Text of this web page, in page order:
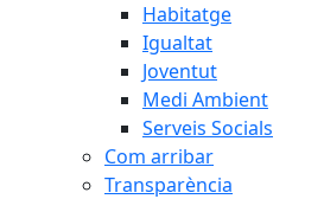
Habitatge
Igualtat
Joventut
Medi Ambient
Serveis Socials
Com arribar
Transparència